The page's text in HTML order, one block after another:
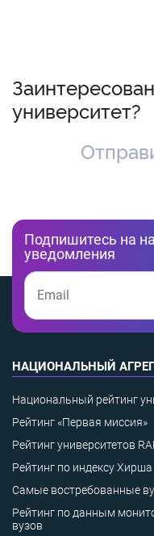
университет?
Подпишитесь на
уведомления
НАЦИОНАЛЬНЫЙ
Национальный рейтинг
Рейтинг «Первая миссия»
Рейтинг университетов
Рейтинг по индексу Хирша
Самые востребованные
Рейтинг по данным
вузов